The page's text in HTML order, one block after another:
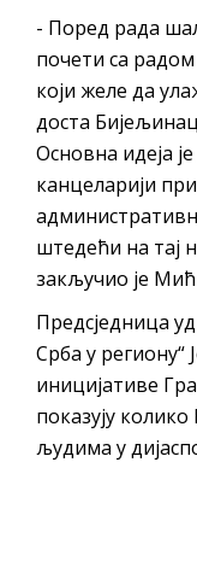
- Поред рада
почети са
који желе да
доста
Основна идеја
канцеларији
штедећи на тај
закључио је
Предсједница
Срба у региону“
иницијативе
показују
људима у